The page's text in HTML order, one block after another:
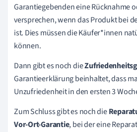
Garantiegebendeneine Rücknahme
versprechen, wenn das Produkt bei
ist. Dies müssen dieKäufer*innen
können.
Dann gibt es noch die
Garantieerklärung beinhaltet, dass
Unzufriedenheit in den ersten 3
Zum Schluss gibt es noch die
Vor-Ort-Garantie, bei der eine